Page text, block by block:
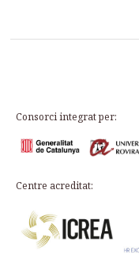
Consorci integrat per:
Centre acreditat: